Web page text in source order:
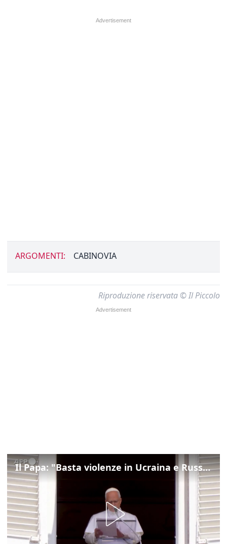
ARGOMENTI: CABINOVIA
Riproduzione riservata © Il Piccolo
Il Papa: "Basta violenze in Ucraina e Russia, spazio a diplomazia"